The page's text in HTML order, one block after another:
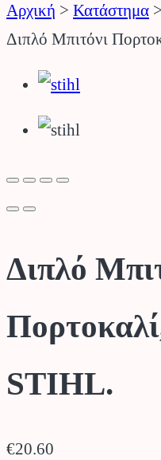
Αρχική > Κατάστημα >
Διπλό Μπιτόνι
Διπλό
STIHL.
€20.60